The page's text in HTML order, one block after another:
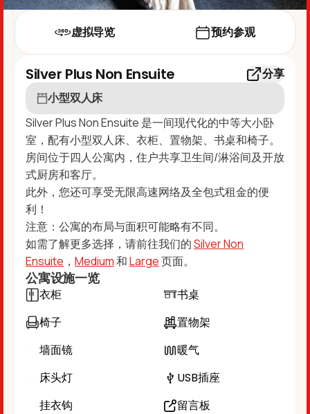
虚拟导览 预约参观
Silver Plus Non Ensuite
分享
小型双人床
Silver Plus Non Ensuite 是一间现代化的中等大小卧
室，配有小型双人床、衣柜、置物架、书桌和椅子。
房间位于四人公寓内，住户共享卫生间/淋浴间及开放
式厨房和客厅。
此外，您还可享受无限高速网络及全包式租金的便
利！
注意：公寓的布局与面积可能略有不同。
如需了解更多选择，请前往我们的Silver Non
Ensuite ， Medium和Large页面。
公寓设施一览
衣柜
书桌
椅子
置物架
墙面镜
暖气
床头灯
USB插座
挂衣钩
留言板